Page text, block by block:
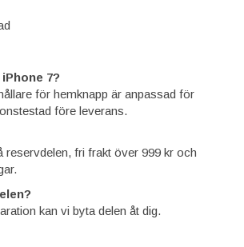
7?
för hemknapp är anpassad för
före leverans.
reservdelen, fri frakt över 999 kr och
kan vi byta delen åt dig.